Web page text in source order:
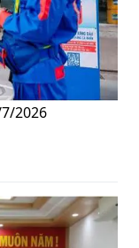
2026